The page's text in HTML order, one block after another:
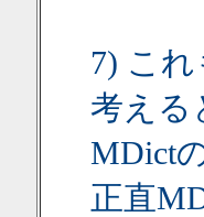
7) こ
考える
MDict
正直